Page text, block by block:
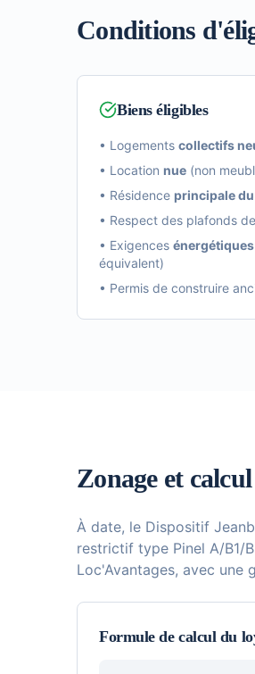
Conditions
Biens éligibles
• Logements collectifs
• Location nue (non
• Résidence principale
• Respect des plafonds
• Exigences énergétiques
équivalent)
• Permis de construire
Zonage et
À date, le Dispositif
restrictif type Pinel A/B1/
Loc'Avantages, avec une
Formule de calcul du